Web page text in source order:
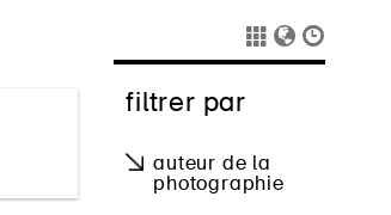
filtrer par
auteur de la
photographie